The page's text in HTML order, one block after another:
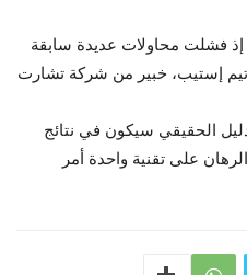
إذ فشلت محاولات عديدة سابقة
إستيب، خبير من شركة تشارت
الحقيقي سيكون في نتائج
على تقنية واحدة أمر